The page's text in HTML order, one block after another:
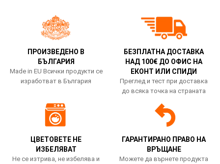
ПРОИЗВЕДЕНО В
БЪЛГАРИЯ
Made in EU Всички продукти се
изработват в България
БЕЗПЛАТНА ДОСТАВКА
НАД 100€ ДО ОФИС НА
ЕКОНТ ИЛИ СПИДИ
Преглед и тест при доставка
до всяка точка на страната
ЦВЕТОВЕТЕ НЕ
ИЗБЕЛЯВАТ
Не се изтрива, не избелява и
ГАРАНТИРАНО ПРАВО НА
ВРЪЩАНЕ
Можете да върнете продукта